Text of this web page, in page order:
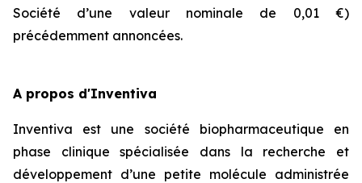
Société d’une valeur nominale de 0,01 €)
précédemment annoncées.
A propos d'Inventiva
Inventiva est une société biopharmaceutique en
phase clinique spécialisée dans la recherche et
développement d’une petite molécule administrée